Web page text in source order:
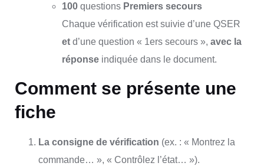
100 questions Premiers secours
Chaque vérification est suivie d’une QSER
et d’une question « 1ers secours », avec la
réponse indiquée dans le document.
Comment se présente une
fiche
La consigne de vérification (ex. : « Montrez la
commande… », « Contrôlez l’état… »).